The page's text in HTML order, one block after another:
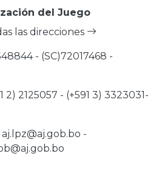
del Juego
las direcciones
- (SC)72017468 -
2) 2125057 - (+591 3) 3323031-
aj.lpz@aj.gob.bo -